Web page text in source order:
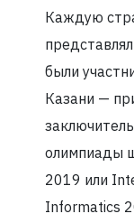
Каждую
были
Казани —
олимпиады
2019 или
Informatics